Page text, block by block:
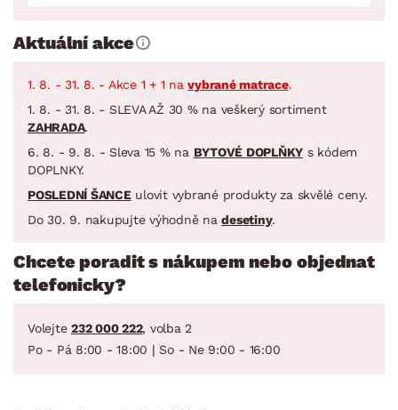
Aktuální akce
1. 8. - 31. 8. - Akce 1 + 1 navybrané matrace.
1. 8. - 31. 8. - SLEVA AŽ 30 % na veškerý sortiment
ZAHRADA.
6. 8. - 9. 8. - Sleva 15 % na BYTOVÉ DOPLŇKY s kódem
DOPLNKY.
POSLEDNÍ ŠANCEulovit vybrané produkty za skvělé ceny.
Do 30. 9. nakupujte výhodně nadesetiny.
Chcete poradit s nákupem nebo objednat
telefonicky?
Volejte 232 000 222, volba 2
Po - Pá 8:00 - 18:00 | So - Ne 9:00 - 16:00